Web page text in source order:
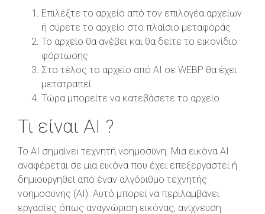
Επιλέξτε το αρχείο από τον επιλογέα αρχείων
ή σύρετε το αρχείο στο πλαίσιο μεταφοράς
Το αρχείο θα ανέβει και θα δείτε το εικονίδιο
φόρτωσης
Στο τέλος το αρχείο από AI σε WEBP θα έχει
μετατραπεί
Τώρα μπορείτε να κατεβάσετε το αρχείο
Τι είναι AI ?
Το AI σημαίνει τεχνητή νοημοσύνη. Μια εικόνα AI
αναφέρεται σε μια εικόνα που έχει επεξεργαστεί ή
δημιουργηθεί από έναν αλγόριθμο τεχνητής
νοημοσύνης (AI). Αυτό μπορεί να περιλαμβάνει
εργασίες όπως αναγνώριση εικόνας, ανίχνευση